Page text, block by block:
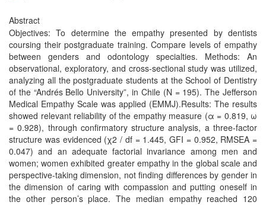
Abstract
Objectives: To determine the empathy presented by dentists
coursing their postgraduate training. Compare levels of empathy
between genders and odontology specialties. Methods: An
observational, exploratory, and cross-sectional study was utilized,
analyzing all the postgraduate students at the School of Dentistry
of the “Andrés Bello University”, in Chile (N = 195). The Jefferson
Medical Empathy Scale was applied (EMMJ).Results: The results
showed relevant reliability of the empathy measure (α = 0.819, ω
= 0.928), through confirmatory structure analysis, a three-factor
structure was evidenced (χ2 / df = 1.445, GFI = 0.952, RMSEA =
0.047) and an adequate factorial invariance among men and
women; women exhibited greater empathy in the global scale and
perspective-taking dimension, not finding differences by gender in
the dimension of caring with compassion and putting oneself in
the other person’s place. The median empathy reached 120